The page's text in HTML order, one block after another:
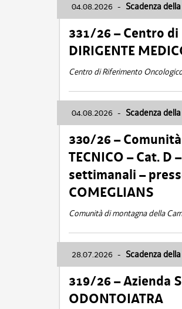
04.08.2026 - Scadenza
331/26 – Centro
DIRIGENTE
Centro di Riferimento
04.08.2026 - Scadenza
330/26 –
TECNICO – Cat.
settimanali –
COMEGLIANS
Comunità di montagna della
28.07.2026 - Scadenza
319/26 – Azienda
ODONTOIATRA